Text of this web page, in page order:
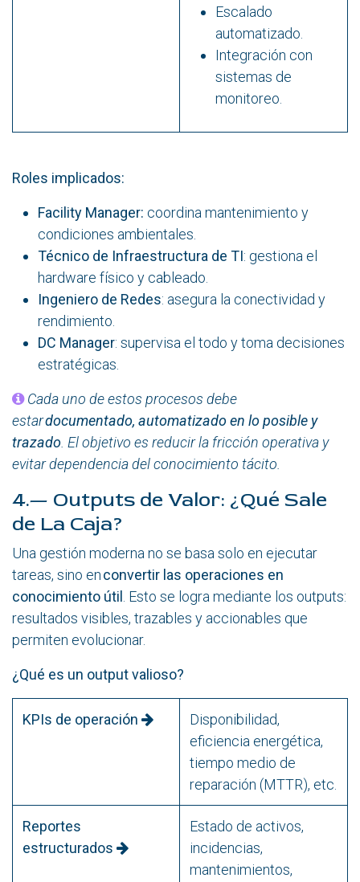
Escalado
automatizado.
Integración con
sistemas de
monitoreo.
Roles implicados:
Facility Manager: coordina mantenimiento y
condiciones ambientales.
Técnico de Infraestructura de TI: gestiona el
hardware físico y cableado.
Ingeniero de Redes: asegura la conectividad y
rendimiento.
DC Manager: supervisa el todo y toma decisiones
estratégicas.
Cada uno de estos procesos debe
estardocumentado, automatizado en lo posible y
trazado . El objetivo es reducir la fricción operativa y
evitar dependencia del conocimiento tácito.
4.— Outputs de Valor: ¿Qué Sale
de La Caja?
Una gestión moderna no se basa solo en ejecutar
tareas, sino enconvertir las operaciones en
conocimiento útil
. Esto se logra mediante los outputs:
resultados visibles, trazables y accionables que
permiten evolucionar.
¿Qué es un output valioso?
KPIs de operación
Disponibilidad,
eficiencia energética,
tiempo medio de
reparación (MTTR), etc.
Reportes
estructurados
Estado de activos,
incidencias,
mantenimientos,